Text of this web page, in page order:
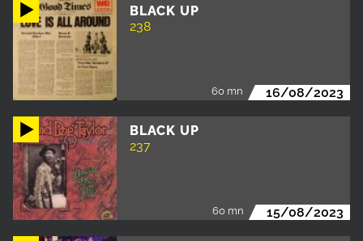
BLACK UP
238
60 mn 16/08/2023
BLACK UP
237
60 mn 15/08/2023